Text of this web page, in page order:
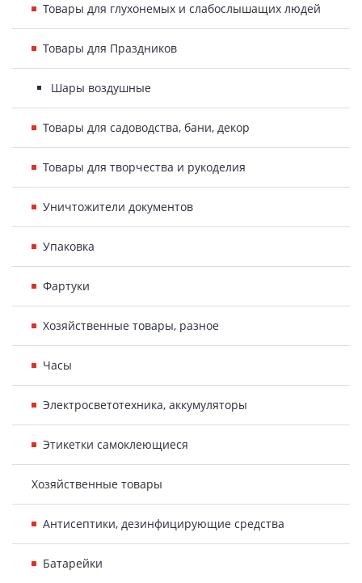
Товары для глухонемых и слабослышащих людей
Товары для Праздников
Шары воздушные
Товары для садоводства, бани, декор
Товары для творчества и рукоделия
Уничтожители документов
Упаковка
Фартуки
Хозяйственные товары, разное
Часы
Электросветотехника, аккумуляторы
Этикетки самоклеющиеся
Хозяйственные товары
Антисептики, дезинфицирующие средства
Батарейки